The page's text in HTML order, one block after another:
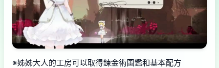
※姊姊大人的工房可以取得鍊金術圖鑑和基本配方